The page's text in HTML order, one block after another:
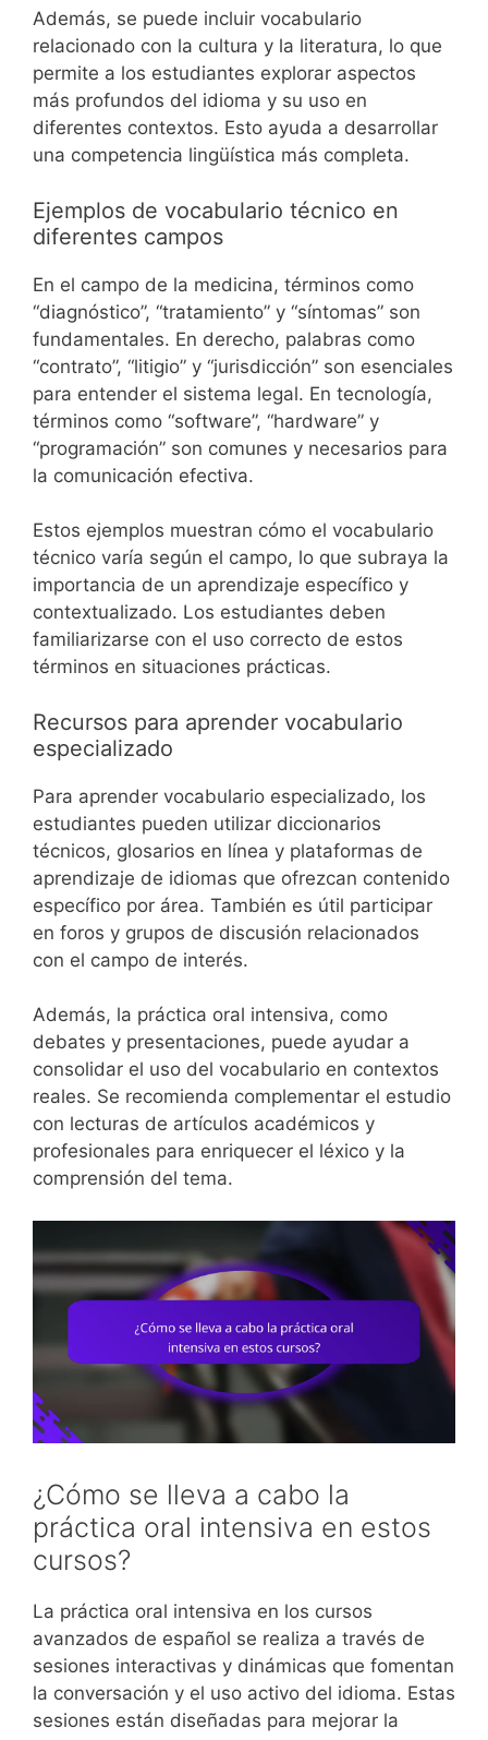
Además, se puede incluir vocabulario
relacionado con la cultura y la literatura, lo que
permite a los estudiantes explorar aspectos
más profundos del idioma y su uso en
diferentes contextos. Esto ayuda a desarrollar
una competencia lingüística más completa.
Ejemplos de vocabulario técnico en
diferentes campos
En el campo de la medicina, términos como
“diagnóstico”, “tratamiento” y “síntomas” son
fundamentales. En derecho, palabras como
“contrato”, “litigio” y “jurisdicción” son esenciales
para entender el sistema legal. En tecnología,
términos como “software”, “hardware” y
“programación” son comunes y necesarios para
la comunicación efectiva.
Estos ejemplos muestran cómo el vocabulario
técnico varía según el campo, lo que subraya la
importancia de un aprendizaje específico y
contextualizado. Los estudiantes deben
familiarizarse con el uso correcto de estos
términos en situaciones prácticas.
Recursos para aprender vocabulario
especializado
Para aprender vocabulario especializado, los
estudiantes pueden utilizar diccionarios
técnicos, glosarios en línea y plataformas de
aprendizaje de idiomas que ofrezcan contenido
específico por área. También es útil participar
en foros y grupos de discusión relacionados
con el campo de interés.
Además, la práctica oral intensiva, como
debates y presentaciones, puede ayudar a
consolidar el uso del vocabulario en contextos
reales. Se recomienda complementar el estudio
con lecturas de artículos académicos y
profesionales para enriquecer el léxico y la
comprensión del tema.
¿Cómo se lleva a cabo la
práctica oral intensiva en estos
cursos?
La práctica oral intensiva en los cursos
avanzados de español se realiza a través de
sesiones interactivas y dinámicas que fomentan
la conversación y el uso activo del idioma. Estas
sesiones están diseñadas para mejorar la